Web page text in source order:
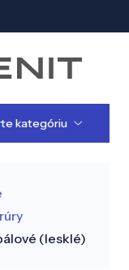
kategóriu
(lesklé)